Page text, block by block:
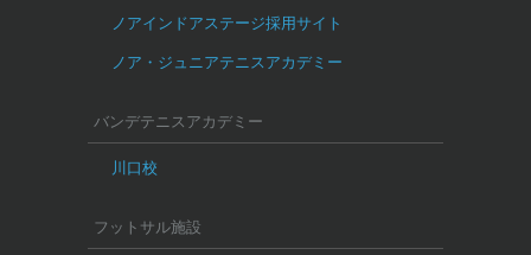
ノアインドアステージ採用サイト
ノア・ジュニアテニスアカデミー
バンデテニスアカデミー
川口校
フットサル施設